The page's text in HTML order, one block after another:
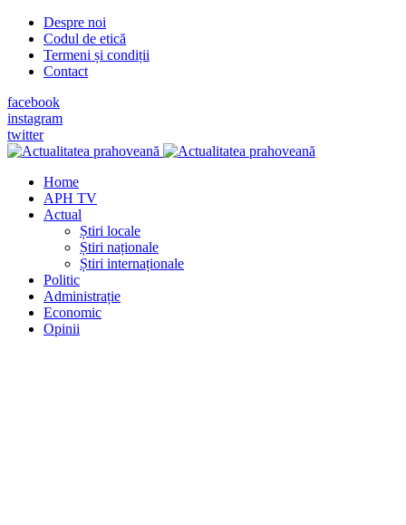
Despre noi
Codul de etică
Termeni și condiții
Contact
facebook
instagram
twitter
Home
APH TV
Actual
Știri locale
Știri naționale
Știri internaționale
Politic
Administrație
Economic
Opinii